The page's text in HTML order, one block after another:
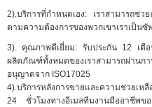
2).บริการที่กำหนดเอง: เราสามารถช่
ตามความต้องการของพวกเขาเราเป็น
3). คุณภาพดีเยี่ยม: รับประกัน 12 เดื
ผลิตภัณฑ์ทั้งหมดของเราสามารถผ่านก
อนุญาตจาก ISO17025
4).บริการหลังการขายและความช่วยเห
24 ชั่วโมงทางอีเมลทีมงานมืออาชีพขอ